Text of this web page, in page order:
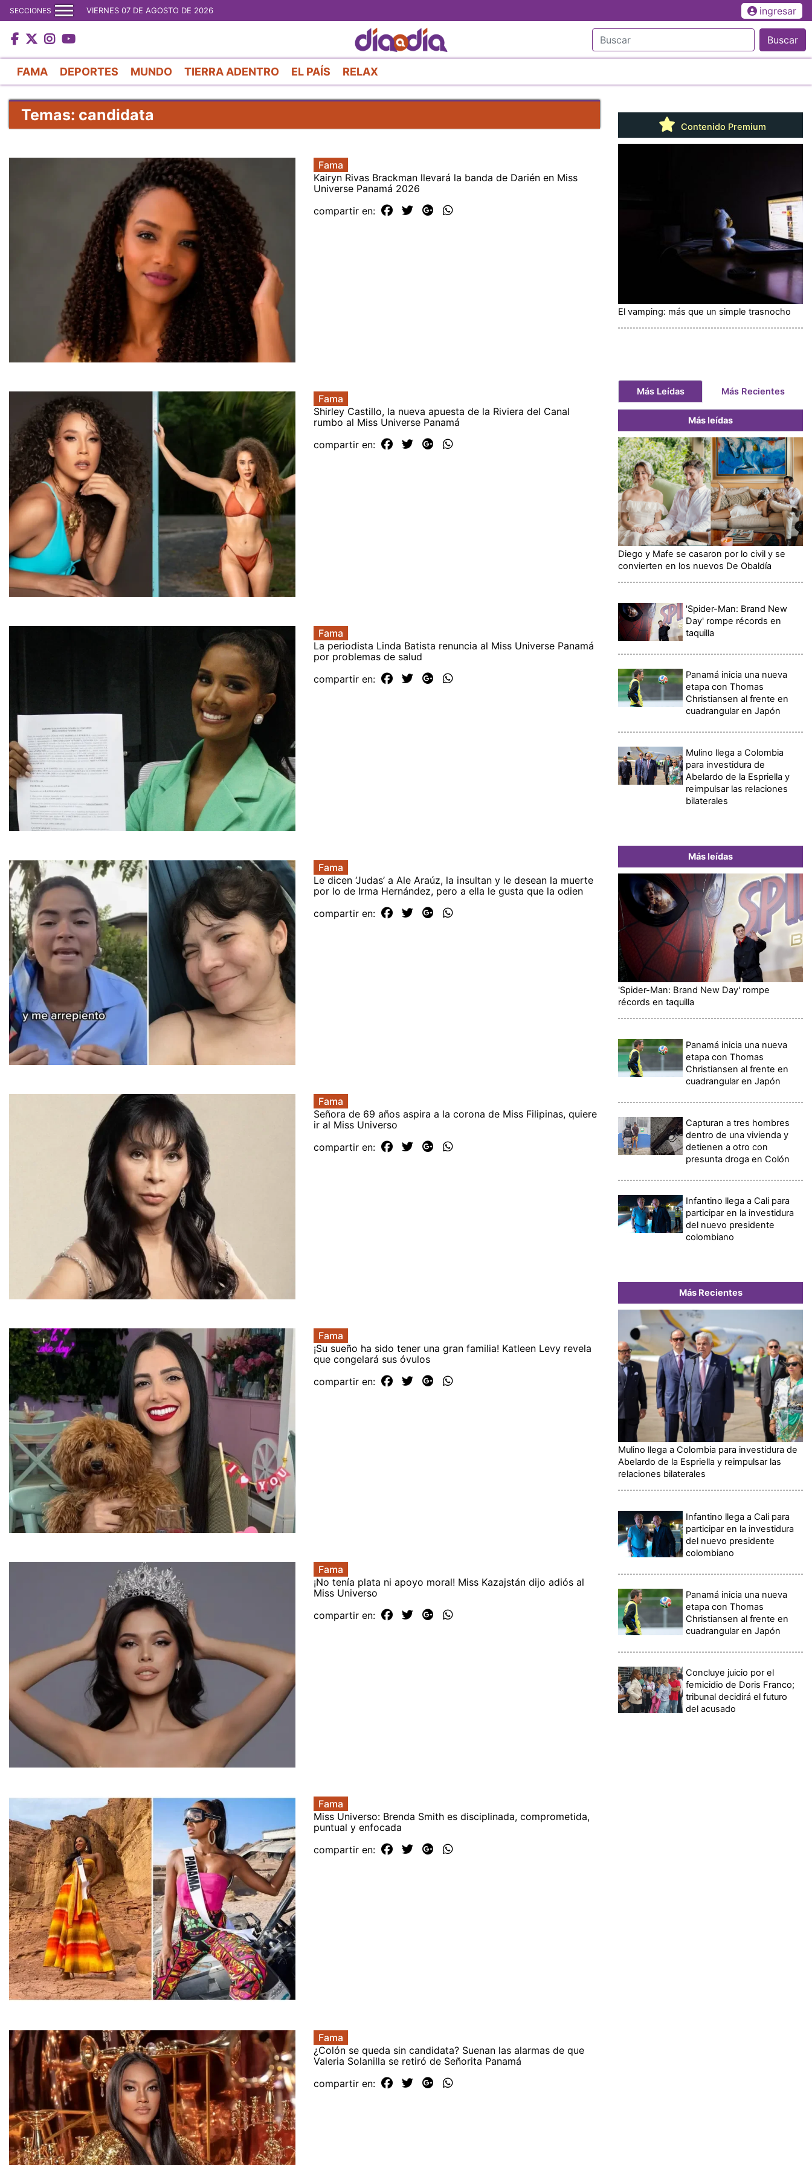
al
contenido
principal
SECCIONES VIERNES 07 DE AGOSTO DE 2026 ingresar
Buscar
FAMA DEPORTES MUNDO TIERRA ADENTRO EL PAÍS RELAX
Temas: candidata
Fama
Kairyn Rivas Brackman llevará la banda de Darién en Miss
Universe Panamá 2026
compartir en:
Fama
Shirley Castillo, la nueva apuesta de la Riviera del Canal
rumbo al Miss Universe Panamá
compartir en:
Fama
La periodista Linda Batista renuncia al Miss Universe Panamá
por problemas de salud
compartir en:
Fama
Le dicen ‘Judas’ a Ale Araúz, la insultan y le desean la muerte
por lo de Irma Hernández, pero a ella le gusta que la odien
compartir en:
Fama
Señora de 69 años aspira a la corona de Miss Filipinas, quiere
ir al Miss Universo
compartir en:
Fama
¡Su sueño ha sido tener una gran familia! Katleen Levy revela
que congelará sus óvulos
compartir en:
Fama
¡No tenía plata ni apoyo moral! Miss Kazajstán dijo adiós al
Miss Universo
compartir en:
Fama
Miss Universo: Brenda Smith es disciplinada, comprometida,
puntual y enfocada
compartir en:
Fama
¿Colón se queda sin candidata? Suenan las alarmas de que
Valeria Solanilla se retiró de Señorita Panamá
compartir en:
Contenido Premium
El vamping: más que un simple trasnocho
Más Leídas Más Recientes
Más leídas
Diego y Mafe se casaron por lo civil y se
convierten en los nuevos De Obaldía
'Spider-Man: Brand New
Day' rompe récords en
taquilla
Panamá inicia una nueva
etapa con Thomas
Christiansen al frente en
cuadrangular en Japón
Mulino llega a Colombia
para investidura de
Abelardo de la Espriella y
reimpulsar las relaciones
bilaterales
Más leídas
'Spider-Man: Brand New Day' rompe
récords en taquilla
Panamá inicia una nueva
etapa con Thomas
Christiansen al frente en
cuadrangular en Japón
Capturan a tres hombres
dentro de una vivienda y
detienen a otro con
presunta droga en Colón
Infantino llega a Cali para
participar en la investidura
del nuevo presidente
colombiano
Más Recientes
Mulino llega a Colombia para investidura de
Abelardo de la Espriella y reimpulsar las
relaciones bilaterales
Infantino llega a Cali para
participar en la investidura
del nuevo presidente
colombiano
Panamá inicia una nueva
etapa con Thomas
Christiansen al frente en
cuadrangular en Japón
Concluye juicio por el
femicidio de Doris Franco;
tribunal decidirá el futuro
del acusado